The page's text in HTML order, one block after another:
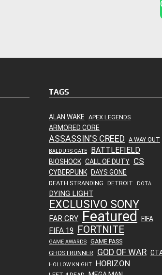
TAGS
ALAN WAKE APEX LEGENDS
ARMORED CORE
ASSASSIN'S CREED A WAY OUT
BALDURS GATE BATTLEFIELD
BIOSHOCK CALL OF DUTY CS
CYBERPUNK DAYS GONE
DEATH STRANDING DETROIT DOTA
DYING LIGHT
EXCLUSIVO SONY
FAR CRY Featured FIFA
FIFA 19 FORTNITE
GAME AWARDS
GAME PASS
GHOSTRUNNER GOD OF WAR
HOLLOW KNIGHT HORIZON